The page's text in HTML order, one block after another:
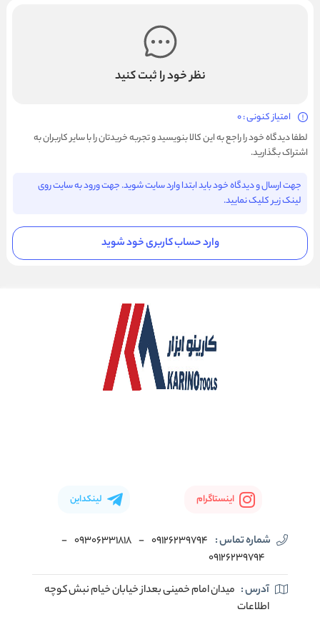
نظر خود را ثبت کنید
امتیاز کنونی : 0
لطفا دیدگاه خود را راجع به این کالا بنویسید و تجربه خریدتان را با سایر کاربران به
اشتراک بگذارید.
جهت ارسال و دیدگاه خود باید ابتدا وارد سایت شوید. جهت ورود به سایت روی
لینک زیر کلیک نمایید.
وارد حساب کاربری خود شوید
اینستاگرام لینکداین
شماره تماس : 09126239794
-
09306331818
-
09126239794
آدرس : میدان امام خمینی بعداز خیابان خیام نبش کوچه
اطلاعات